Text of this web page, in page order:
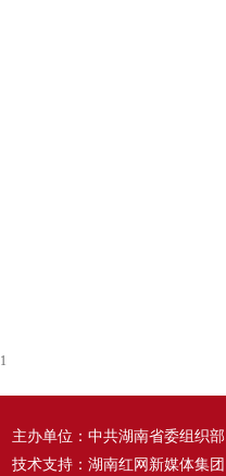
1
主办单位：中共湖南省委组织部
技术支持：湖南红网新媒体集团